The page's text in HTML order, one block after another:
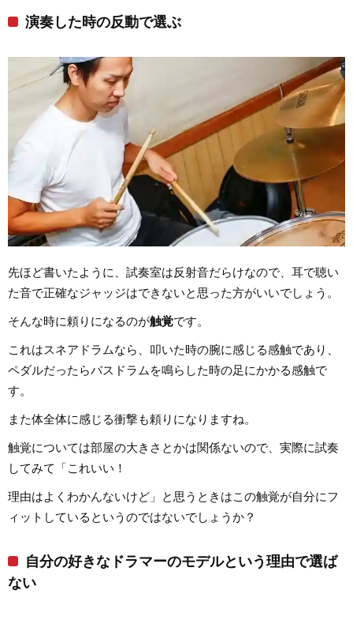
演奏した時の反動で選ぶ
先ほど書いたように、試奏室は反射音だらけなので、耳で聴い
た音で正確なジャッジはできないと思った方がいいでしょう。
そんな時に頼りになるのが触覚です。
これはスネアドラムなら、叩いた時の腕に感じる感触であり、
ペダルだったらバスドラムを鳴らした時の足にかかる感触で
す。
また体全体に感じる衝撃も頼りになりますね。
触覚については部屋の大きさとかは関係ないので、実際に試奏
してみて「これいい！
理由はよくわかんないけど」と思うときはこの触覚が自分にフ
ィットしているというのではないでしょうか？
自分の好きなドラマーのモデルという理由で選ば
ない